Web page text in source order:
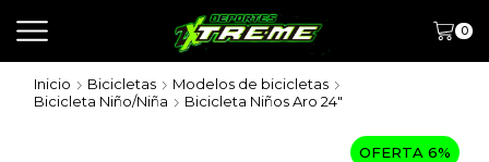
0
Inicio Bicicletas
Modelos de bicicletas
Bicicleta Niño/Niña
Bicicleta Niños Aro 24"
OFERTA 6%